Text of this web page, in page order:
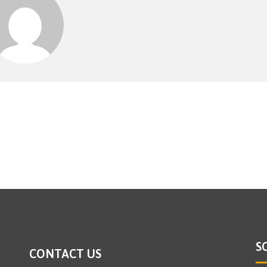
CONTACT US